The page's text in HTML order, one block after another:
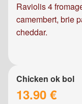
Raviolis 4
camembert, brie
cheddar.
Chicken ok bol
13.90 €